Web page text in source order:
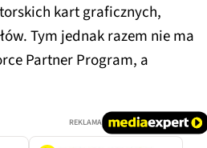
kart graficznych,
Tym jednak razem nie ma
Partner Program, a
REKLAMA